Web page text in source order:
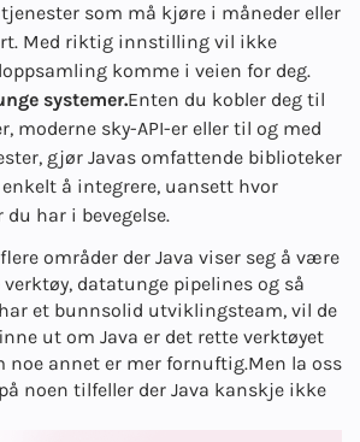
som må kjøre i måneder eller
Med riktig innstilling vil ikke
komme i veien for deg.
systemer.Enten du kobler deg til
moderne sky-API-er eller til og med
gjør Javas omfattende biblioteker
å integrere, uansett hvor
har i bevegelse.
områder der Java viser seg å være
datatunge pipelines og så
et bunnsolid utviklingsteam, vil de
ut om Java er det rette verktøyet
noe annet er mer fornuftig.Men la oss
noen tilfeller der Java kanskje ikke